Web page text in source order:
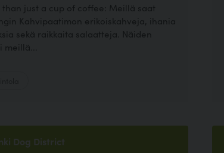
than just a cup of coffee: Meillä saat
Kahvipaatimon erikoiskahveja, ihania
sekä raikkaita salaatteja. Näiden
meillä...
Dog District